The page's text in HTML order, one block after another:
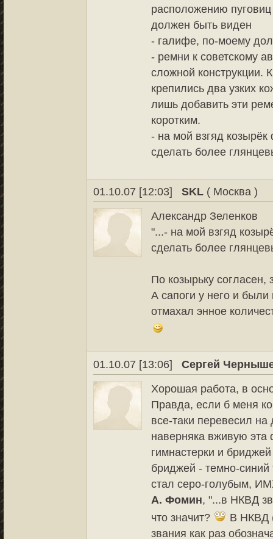
расположению
должен быть виден
- галифе, по-моему
- ремни к советскому
сложной конструкции.
крепились два узких
лишь добавить эти
коротким.
- на мой взгяд
сделать более
01.10.07 [12:03] SKL ( Москва )
Александр Зеленков
"...- на мой взгяд
сделать более
По козырьку согласен,
А сапоги у него и
отмахал энное
01.10.07 [13:06]
Сергей
Хорошая работа, в
Правда, если б меня
все-таки перевесил
наверняка вживую эта
гимнастерки и
бриджей - темно-синий
стал серо-голубым,
А. Фомин, "...в НКВД
что значит?
В НКВД
звания как раз